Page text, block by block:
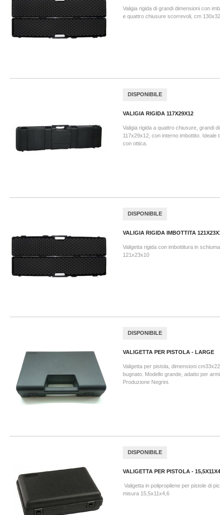
Valigia rigida di grandi dimensioni con
e quattro chiusure scorrevoli, cm
DISPONIBILE
VALIGIA RIGIDA 117X29X12
Valigia rigida a quattro chiusure, grandi
117x29x12, con interno imbottito. Ideale
con ottica.
DISPONIBILE
VALIGIA RIGIDA IMBOTTITA
Valigetta rigida con imbottitura in
121x23x10
DISPONIBILE
VALIGETTA PER PISTOLA - LARGE
Valigetta per pistola, dimensioni
bugnato. Modello grande, adatto per
Produzione Negrini.
DISPONIBILE
VALIGETTA PER PISTOLA -
Valigetta in polipropilene per pistole di
misura 15,5x11x4,6